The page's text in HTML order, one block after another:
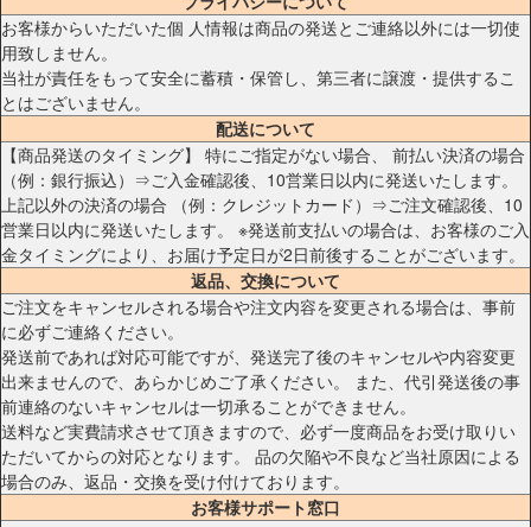
お客様からいただいた個 人情報は商品の発送とご連絡以外には一切使
用致しません。
当社が責任をもって安全に蓄積・保管し、第三者に譲渡・提供するこ
とはございません。
配送について
【商品発送のタイミング】 特にご指定がない場合、 前払い決済の場合
（例：銀行振込）⇒ご入金確認後、10営業日以内に発送いたします。
上記以外の決済の場合 （例：クレジットカード）⇒ご注文確認後、10
営業日以内に発送いたします。 ※発送前支払いの場合は、お客様のご入
金タイミングにより、お届け予定日が2日前後することがございます。
返品、交換について
ご注文をキャンセルされる場合や注文内容を変更される場合は、事前
に必ずご連絡ください。
発送前であれば対応可能ですが、発送完了後のキャンセルや内容変更
出来ませんので、あらかじめご了承ください。 また、代引発送後の事
前連絡のないキャンセルは一切承ることができません。
送料など実費請求させて頂きますので、必ず一度商品をお受け取りい
ただいてからの対応となります。 品の欠陥や不良など当社原因による
場合のみ、返品・交換を受け付けております。
お客様サポート窓口